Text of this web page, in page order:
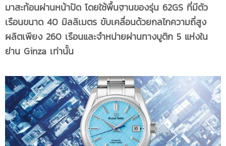
มาสะท้อนผ่านหน้าปัด โดยใช้พื้นฐานของรุ่น 62GS ที่มีตัว
เรือนขนาด 40 มิลลิเมตร ขับเคลื่อนด้วยกลไกความถี่สูง
ผลิตเพียง 260 เรือนและจำหน่ายผ่านทางบูติก 5 แห่งใน
ย่าน Ginza เท่านั้น